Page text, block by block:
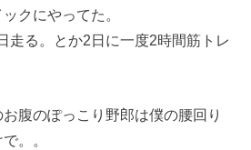
クにやってた。
走る。とか2日に一度2時間筋トレ
腹のぽっこり野郎は僕の腰回り
。。